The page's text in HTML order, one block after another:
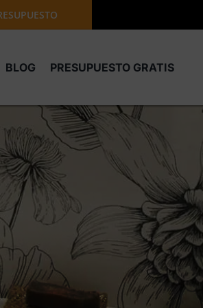
BLOG PRESUPUESTO GRATIS